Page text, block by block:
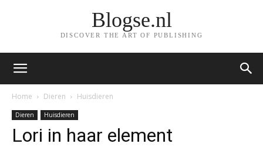
Blogse.nl
DISCOVER THE ART OF PUBLISHING
Home Dieren Huisdieren
Dieren Huisdieren
Lori in haar element